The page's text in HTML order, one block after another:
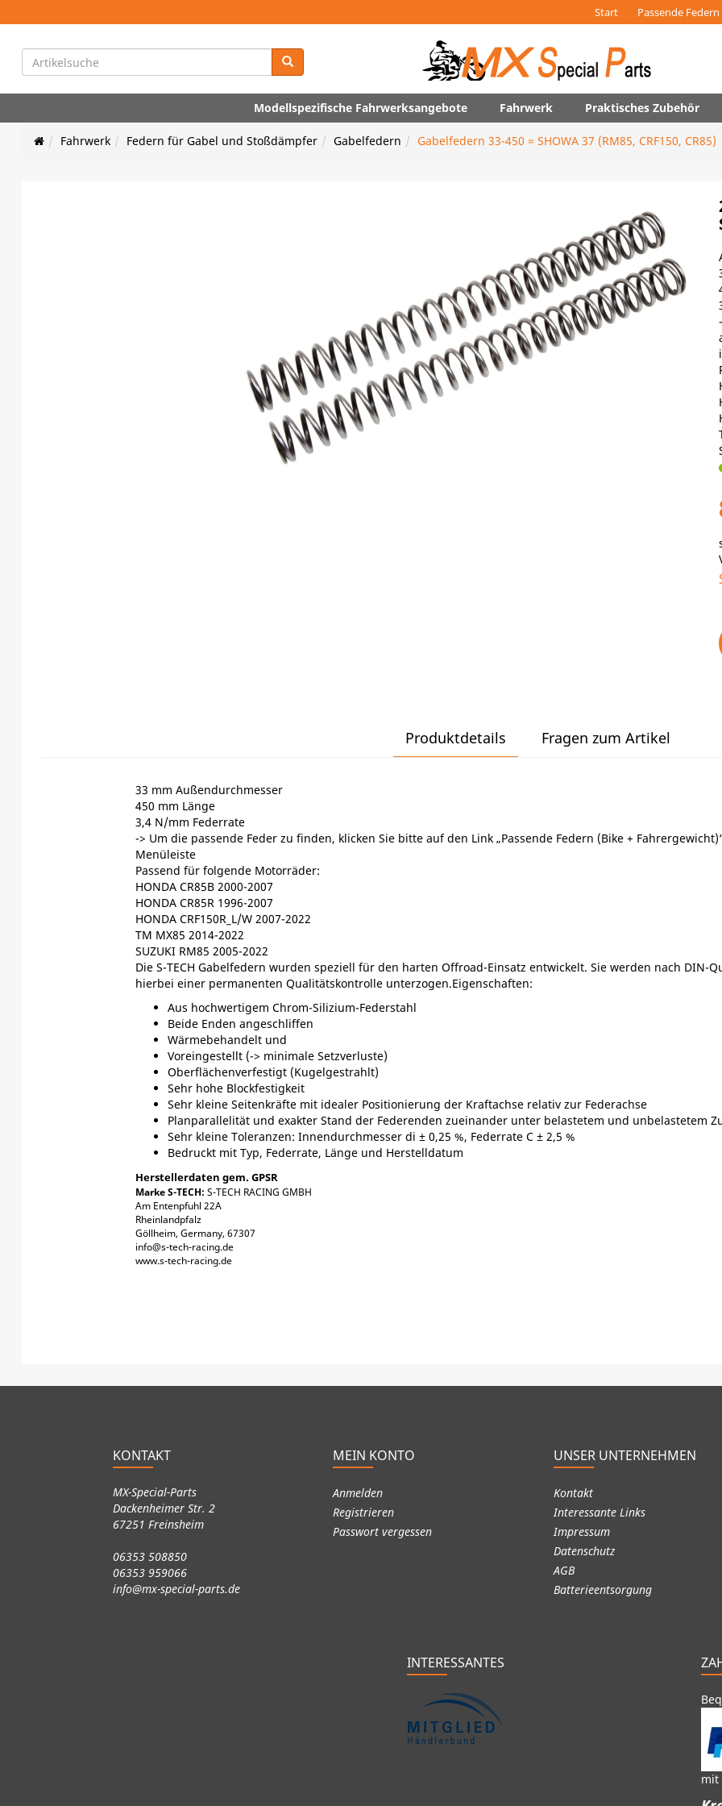
Start Passende
Modellspezifische Fahrwerksangebote Fahrwerk Praktisches Zubehör
Fahrwerk Federn für Gabel und Stoßdämpfer Gabelfedern Gabelfedern 33-450 = SHOWA 37 (RM85, CRF150, CR85)
Produktdetails Fragen zum Artikel
33 mm Außendurchmesser
450 mm Länge
3,4 N/mm Federrate
-> Um die passende Feder zu finden, klicken Sie bitte auf den Link „Passende Federn (Bike +
Menüleiste
Passend für folgende Motorräder:
HONDA CR85B 2000-2007
HONDA CR85R 1996-2007
HONDA CRF150R_L/W 2007-2022
TM MX85 2014-2022
SUZUKI RM85 2005-2022
Die S-TECH Gabelfedern wurden speziell für den harten Offroad-Einsatz entwickelt. Sie werden nach DIN-
hierbei einer permanenten Qualitätskontrolle unterzogen.Eigenschaften:
Aus hochwertigem Chrom-Silizium-Federstahl
Beide Enden angeschliffen
Wärmebehandelt und
Voreingestellt (-> minimale Setzverluste)
Oberflächenverfestigt (Kugelgestrahlt)
Sehr hohe Blockfestigkeit
Sehr kleine Seitenkräfte mit idealer Positionierung der Kraftachse relativ zur Federachse
Planparallelität und exakter Stand der Federenden zueinander unter belastetem und unbelastetem
Sehr kleine Toleranzen: Innendurchmesser di ± 0,25 %, Federrate C ± 2,5 %
Bedruckt mit Typ, Federrate, Länge und Herstelldatum
Herstellerdaten gem. GPSR
Marke S-TECH: S-TECH RACING GMBH
Am Entenpfuhl 22A
Rheinlandpfalz
Göllheim, Germany, 67307
info@s-tech-racing.de
www.s-tech-racing.de
KONTAKT
MX-Special-Parts
Dackenheimer Str. 2
67251 Freinsheim
06353 508850
06353 959066
info@mx-special-parts.de
MEIN KONTO
Anmelden
Registrieren
Passwort vergessen
UNSER UNTERNEHMEN
Kontakt
Interessante Links
Impressum
Datenschutz
AGB
Batterieentsorgung
INTERESSANTES
mit